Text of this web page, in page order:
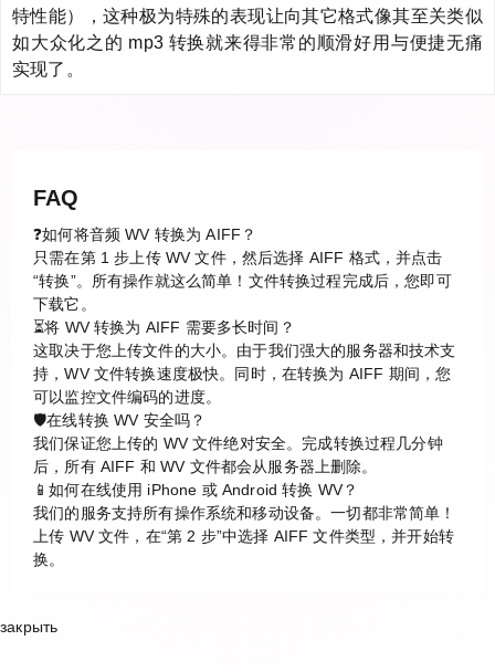
特性能），这种极为特殊的表现让向其它格式像其至关类似
如大众化之的 mp3 转换就来得非常的顺滑好用与便捷无痛
实现了。
FAQ
❓如何将音频 WV 转换为 AIFF？
只需在第 1 步上传 WV 文件，然后选择 AIFF 格式，并点击
“转换”。所有操作就这么简单！文件转换过程完成后，您即可
下载它。
⏳将 WV 转换为 AIFF 需要多长时间？
这取决于您上传文件的大小。由于我们强大的服务器和技术支
持，WV 文件转换速度极快。同时，在转换为 AIFF 期间，您
可以监控文件编码的进度。
🛡️在线转换 WV 安全吗？
我们保证您上传的 WV 文件绝对安全。完成转换过程几分钟
后，所有 AIFF 和 WV 文件都会从服务器上删除。
📱如何在线使用 iPhone 或 Android 转换 WV？
我们的服务支持所有操作系统和移动设备。一切都非常简单！
上传 WV 文件，在“第 2 步”中选择 AIFF 文件类型，并开始转
换。
закрыть